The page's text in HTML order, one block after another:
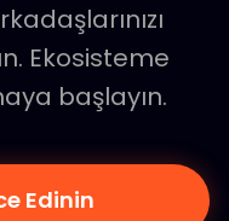
Ekosisteme
başlayın.
Edinin